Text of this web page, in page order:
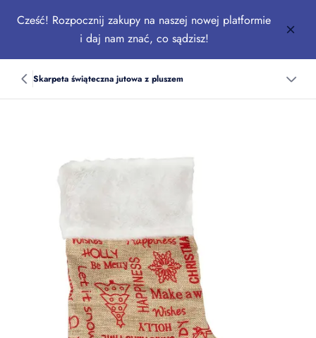
Cześć! Rozpocznij zakupy na naszej nowej platformie
i daj nam znać, co sądzisz!
Skarpeta świąteczna jutowa z pluszem